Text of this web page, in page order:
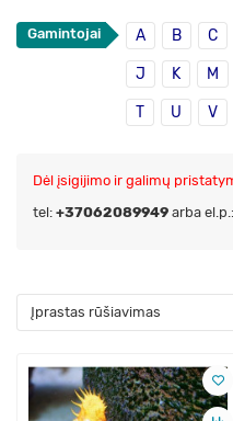
Gamintojai A B C
J K M
T U V
Dėl įsigijimo ir galimų
tel: +37062089949 arba el.p.: